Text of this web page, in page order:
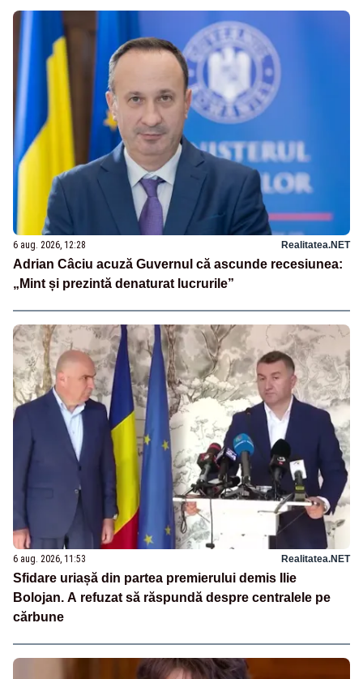
6 aug. 2026, 12:28 Realitatea.NET
Adrian Câciu acuză Guvernul că ascunde recesiunea:
„Mint și prezintă denaturat lucrurile”
6 aug. 2026, 11:53 Realitatea.NET
Sfidare uriașă din partea premierului demis Ilie
Bolojan. A refuzat să răspundă despre centralele pe
cărbune